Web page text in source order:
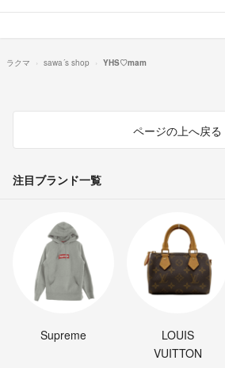
ラクマ sawa´s shop YHS♡mam
ページの上へ戻る
注目ブランド一覧
Supreme
LOUIS
VUITTON